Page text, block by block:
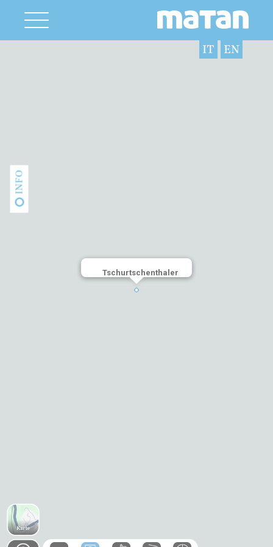
IT EN
INFO
Tschurtschenthaler